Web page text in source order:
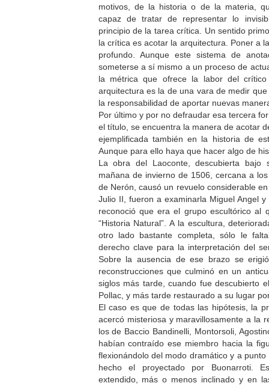
motivos, de la historia o de la materia,
capaz de tratar de representar lo
principio de la tarea crítica. Un sentido
la crítica es acotar la arquitectura. Poner a
profundo. Aunque este sistema de
someterse a sí mismo a un proceso de
la métrica que ofrece la labor del
arquitectura es la de una vara de medir
la responsabilidad de aportar nuevas
Por último y por no defraudar esa tercera
el título, se encuentra la manera de acotar
ejemplificada también en la historia de
Aunque para ello haya que hacer algo de
La obra del Laoconte, descubierta
mañana de invierno de 1506, cercana a
de Nerón, causó un revuelo considerable
Julio II, fueron a examinarla Miguel Angel
reconoció que era el grupo escultórico al
“Historia Natural”. A la escultura,
otro lado bastante completa, sólo le
derecho clave para la interpretación del
Sobre la ausencia de ese brazo se
reconstrucciones que culminó en un
siglos más tarde, cuando fue descubierto
Pollac, y más tarde restaurado a su lugar
El caso es que de todas las hipótesis, la
acercó misteriosa y maravillosamente a la
los de Baccio Bandinelli, Montorsoli,
habían contraído ese miembro hacia la
flexionándolo del modo dramático y a
hecho el proyectado por Buonarroti.
extendido, más o menos inclinado y en